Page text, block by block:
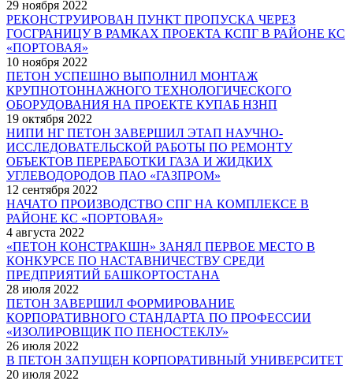
29 ноября 2022
РЕКОНСТРУИРОВАН ПУНКТ ПРОПУСКА ЧЕРЕЗ
ГОСГРАНИЦУ В РАМКАХ ПРОЕКТА КСПГ В РАЙОНЕ КС
«ПОРТОВАЯ»
10 ноября 2022
ПЕТОН УСПЕШНО ВЫПОЛНИЛ МОНТАЖ
КРУПНОТОННАЖНОГО ТЕХНОЛОГИЧЕСКОГО
ОБОРУДОВАНИЯ НА ПРОЕКТЕ КУПАБ НЗНП
19 октября 2022
НИПИ НГ ПЕТОН ЗАВЕРШИЛ ЭТАП НАУЧНО-
ИССЛЕДОВАТЕЛЬСКОЙ РАБОТЫ ПО РЕМОНТУ
ОБЪЕКТОВ ПЕРЕРАБОТКИ ГАЗА И ЖИДКИХ
УГЛЕВОДОРОДОВ ПАО «ГАЗПРОМ»
12 сентября 2022
НАЧАТО ПРОИЗВОДСТВО СПГ НА КОМПЛЕКСЕ В
РАЙОНЕ КС «ПОРТОВАЯ»
4 августа 2022
«ПЕТОН КОНСТРАКШН» ЗАНЯЛ ПЕРВОЕ МЕСТО В
КОНКУРСЕ ПО НАСТАВНИЧЕСТВУ СРЕДИ
ПРЕДПРИЯТИЙ БАШКОРТОСТАНА
28 июля 2022
ПЕТОН ЗАВЕРШИЛ ФОРМИРОВАНИЕ
КОРПОРАТИВНОГО СТАНДАРТА ПО ПРОФЕССИИ
«ИЗОЛИРОВЩИК ПО ПЕНОСТЕКЛУ»
26 июля 2022
В ПЕТОН ЗАПУЩЕН КОРПОРАТИВНЫЙ УНИВЕРСИТЕТ
20 июля 2022